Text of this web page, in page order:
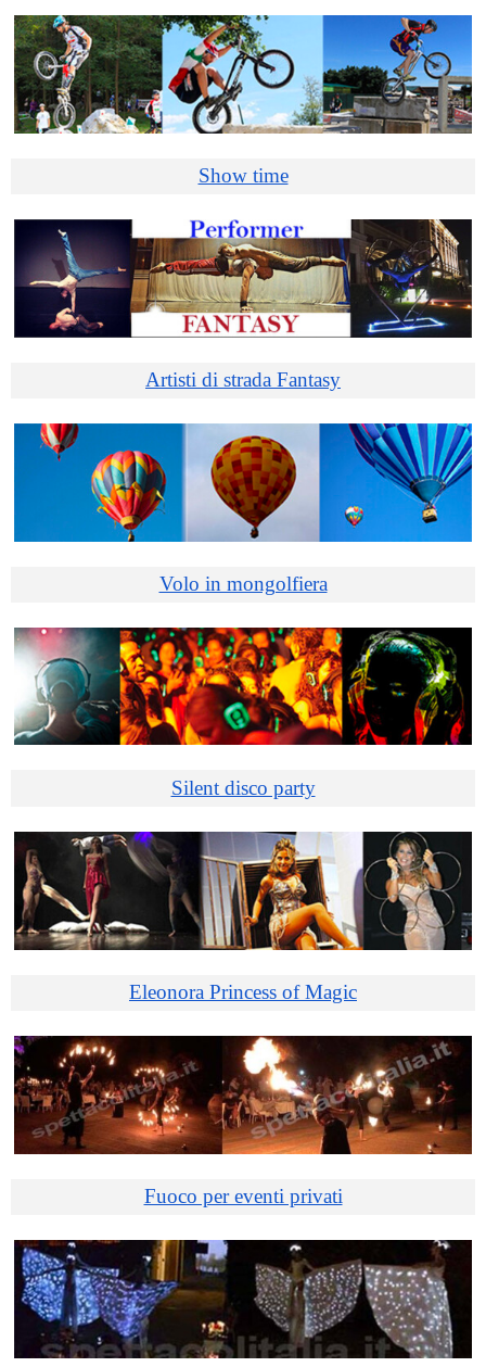
Show time
Artisti di strada Fantasy
Volo in mongolfiera
Silent disco party
Eleonora Princess of Magic
Fuoco per eventi privati